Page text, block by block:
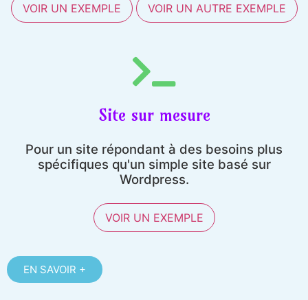
VOIR UN EXEMPLE VOIR UN AUTRE EXEMPLE
Site sur mesure
Pour un site répondant à des besoins plus
spécifiques qu'un simple site basé sur
Wordpress.
VOIR UN EXEMPLE
EN SAVOIR +